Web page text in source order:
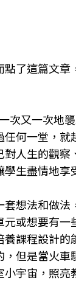
了這篇文章
次又一次地
何一堂，就
人生的觀察
生盡情地享
想法和做法
或想要有一
課程設計的
但是當火車
宇宙，照亮